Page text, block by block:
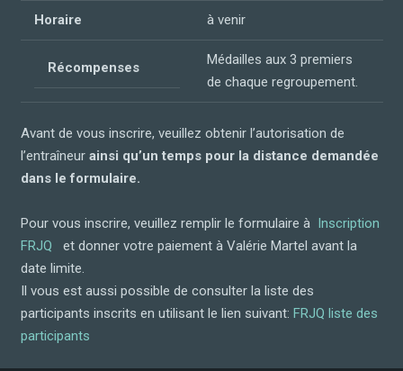
Horaire à venir
Récompenses
Médailles aux 3 premiers
de chaque regroupement.
Avant de vous inscrire, veuillez obtenir l’autorisation de
l’entraîneur ainsi qu’un temps pour la distance demandée
dans le formulaire.
Pour vous inscrire, veuillez remplir le formulaire à Inscription
FRJQ et donner votre paiement à Valérie Martel avant la
date limite.
Il vous est aussi possible de consulter la liste des
participants inscrits en utilisant le lien suivant: FRJQ liste des
participants